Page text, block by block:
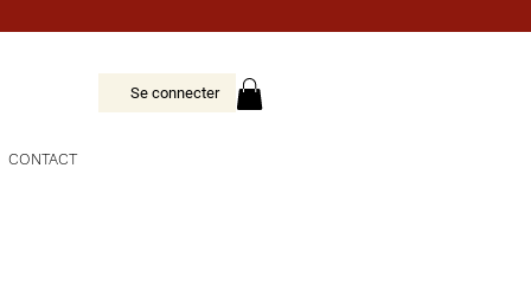
Se connecter
CONTACT